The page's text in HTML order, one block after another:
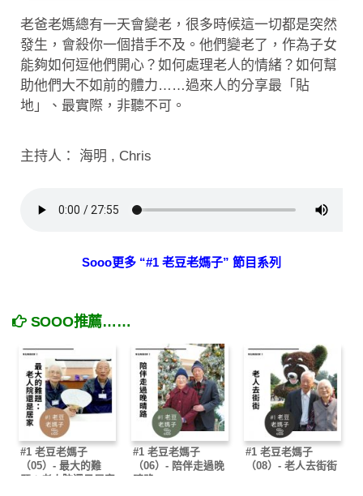
老爸老媽總有一天會變老，很多時候這一切都是突然
發生，會殺你一個措手不及。他們變老了，作為子女
能夠如何逗他們開心？如何處理老人的情緒？如何幫
助他們大不如前的體力……過來人的分享最「貼
地」、最實際，非聽不可。
主持人： 海明 , Chris
Sooo更多 “#1 老豆老媽子” 節目系列
SOOO推薦……
#1 老豆老媽子
（05）- 最大的難
題：老人院還是居家
#1 老豆老媽子
（06）- 陪伴走過晚
晴路
#1 老豆老媽子
（08）- 老人去街街